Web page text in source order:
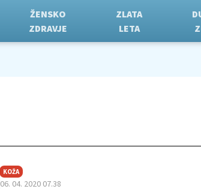
ŽENSKO
ZDRAVJE
ZLATA
LETA
KOŽA
06. 04. 2020 07.38